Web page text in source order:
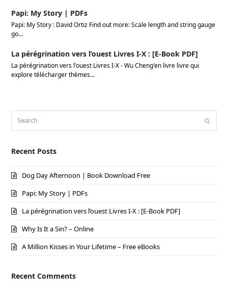
Papi: My Story | PDFs
Papi: My Story : David Ortiz Find out more: Scale length and string gauge
go…
La pérégrination vers l’ouest Livres I-X : [E-Book PDF]
La pérégrination vers l'ouest Livres I-X - Wu Cheng'en livre livre qui
explore télécharger thèmes…
Recent Posts
Dog Day Afternoon | Book Download Free
Papi: My Story | PDFs
La pérégrination vers l’ouest Livres I-X : [E-Book PDF]
Why Is It a Sin? – Online
A Million Kisses in Your Lifetime – Free eBooks
Recent Comments